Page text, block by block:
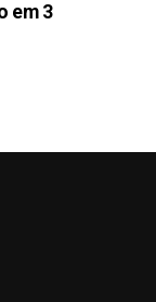
em 3